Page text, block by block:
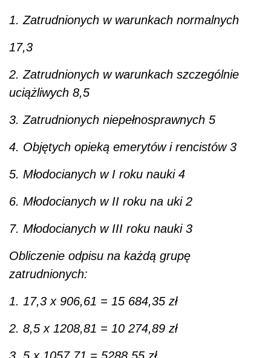
1. Zatrudnionych w warunkach normalnych
17,3
2. Zatrudnionych w warunkach szczególnie
uciążliwych 8,5
3. Zatrudnionych niepełnosprawnych 5
4. Objętych opieką emerytów i rencistów 3
5. Młodocianych w I roku nauki 4
6. Młodocianych w II roku na uki 2
7. Młodocianych w III roku nauki 3
Obliczenie odpisu na każdą grupę
zatrudnionych:
1. 17,3 x 906,61 = 15 684,35 zł
2. 8,5 x 1208,81 = 10 274,89 zł